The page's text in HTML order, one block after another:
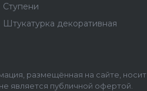
Ступени
Штукатурка декоративная
размещённая на сайте, носит
является публичной офертой.